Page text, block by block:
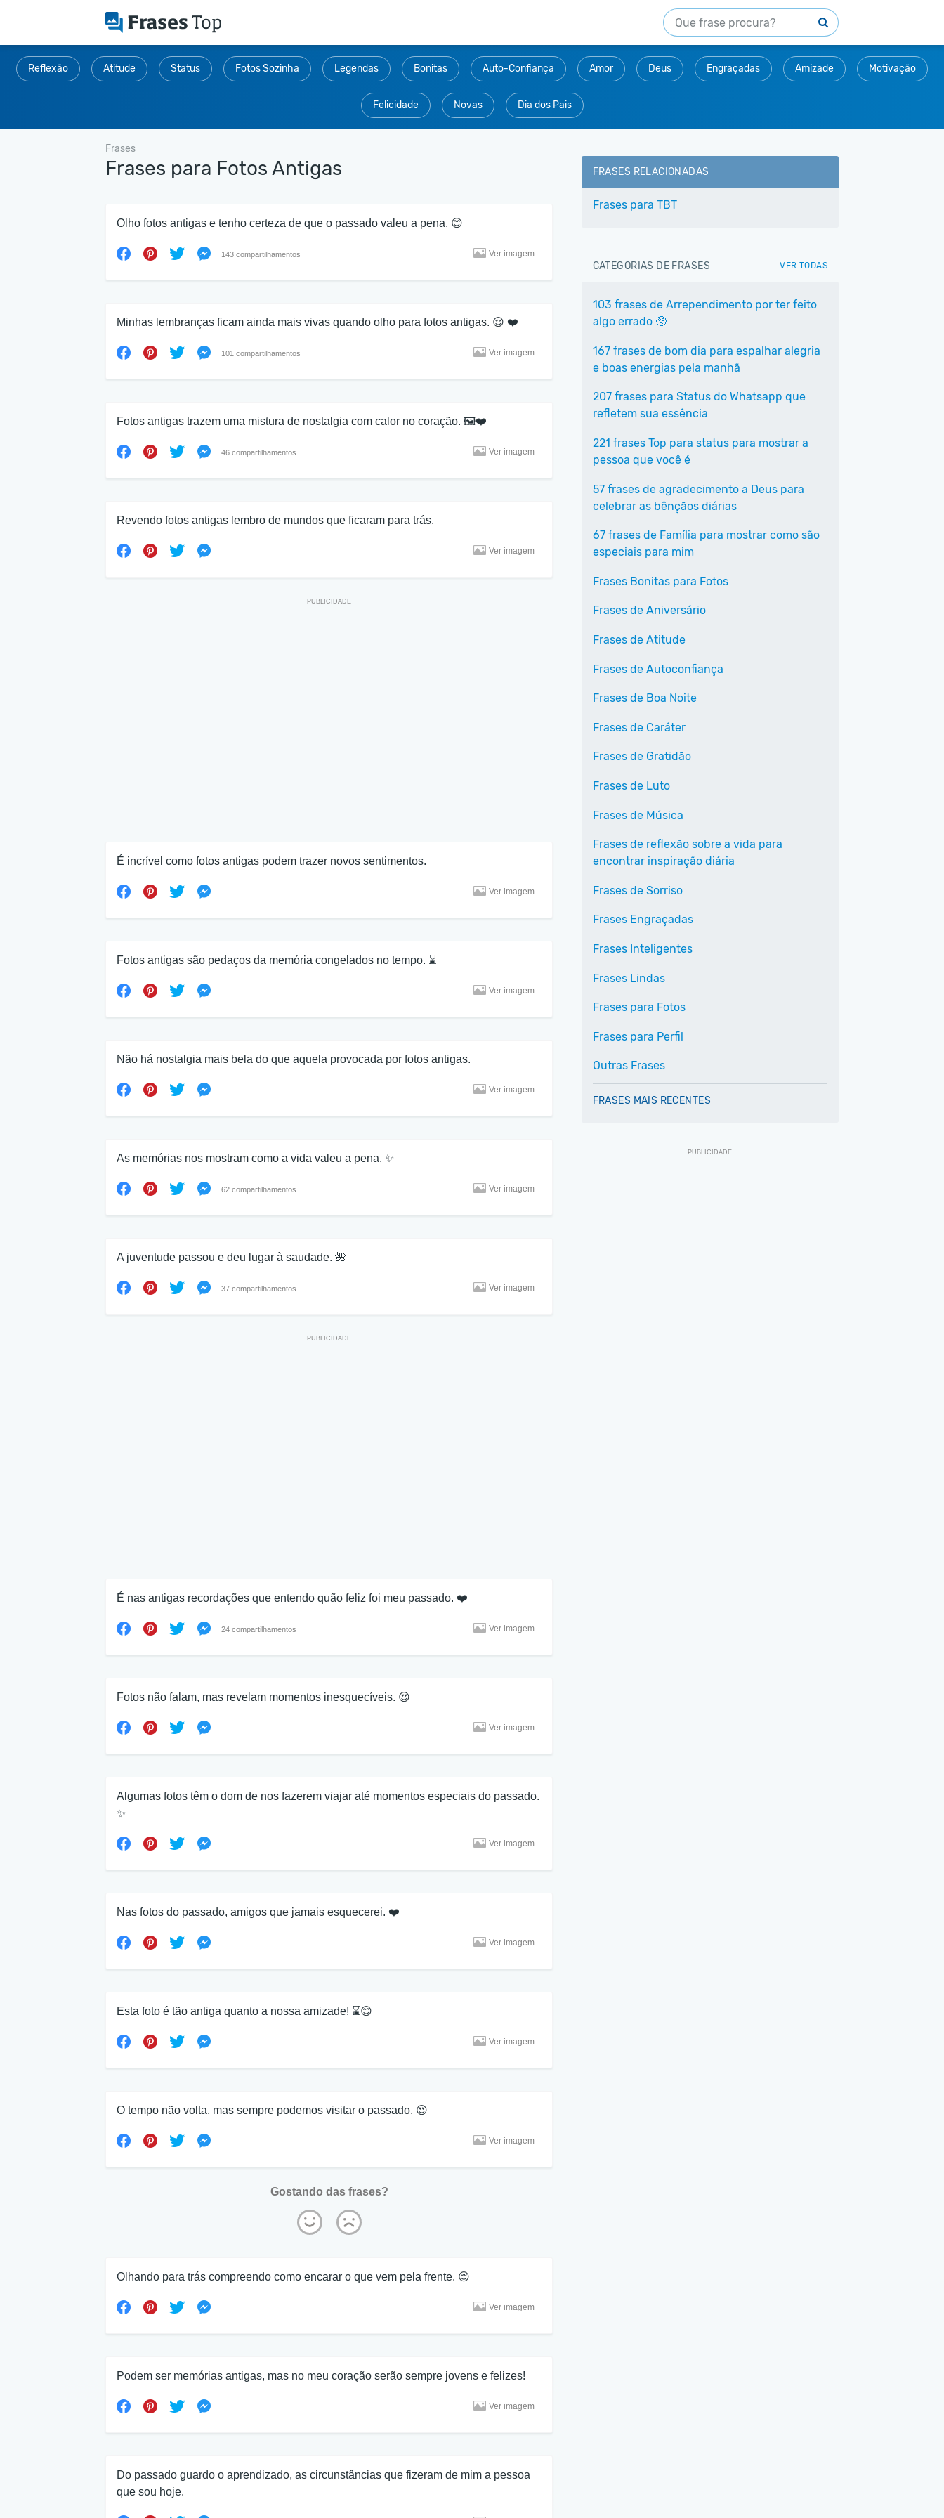
Reflexão Atitude Status Fotos Sozinha Legendas Bonitas Auto-Confiança Amor Deus Engraçadas Amizade Motivação
Felicidade Novas Dia dos Pais
Frases
Frases para Fotos Antigas
Olho fotos antigas e tenho certeza de que o passado valeu a pena. 😊
143 compartilhamentos Ver imagem
Minhas lembranças ficam ainda mais vivas quando olho para fotos antigas. 😌 ❤️
101 compartilhamentos Ver imagem
Fotos antigas trazem uma mistura de nostalgia com calor no coração. 🖼❤
46 compartilhamentos Ver imagem
Revendo fotos antigas lembro de mundos que ficaram para trás.
Ver imagem
É incrível como fotos antigas podem trazer novos sentimentos.
Ver imagem
Fotos antigas são pedaços da memória congelados no tempo. ⌛
Ver imagem
Não há nostalgia mais bela do que aquela provocada por fotos antigas.
Ver imagem
As memórias nos mostram como a vida valeu a pena. ✨
62 compartilhamentos Ver imagem
A juventude passou e deu lugar à saudade. 🌺
37 compartilhamentos Ver imagem
É nas antigas recordações que entendo quão feliz foi meu passado. ❤️
24 compartilhamentos Ver imagem
Fotos não falam, mas revelam momentos inesquecíveis. 😍
Ver imagem
Algumas fotos têm o dom de nos fazerem viajar até momentos especiais do passado.
✨
Ver imagem
Nas fotos do passado, amigos que jamais esquecerei. ❤️
Ver imagem
Esta foto é tão antiga quanto a nossa amizade! ⌛😊
Ver imagem
O tempo não volta, mas sempre podemos visitar o passado. 😍
Ver imagem
Gostando das frases?
Olhando para trás compreendo como encarar o que vem pela frente. 😌
Ver imagem
Podem ser memórias antigas, mas no meu coração serão sempre jovens e felizes!
Ver imagem
Do passado guardo o aprendizado, as circunstâncias que fizeram de mim a pessoa
que sou hoje.
FRASES RELACIONADAS
Frases para TBT
CATEGORIAS DE FRASES VER TODAS
103 frases de Arrependimento por ter feito
algo errado 🥺
167 frases de bom dia para espalhar alegria
e boas energias pela manhã
207 frases para Status do Whatsapp que
refletem sua essência
221 frases Top para status para mostrar a
pessoa que você é
57 frases de agradecimento a Deus para
celebrar as bênçãos diárias
67 frases de Família para mostrar como são
especiais para mim
Frases Bonitas para Fotos
Frases de Aniversário
Frases de Atitude
Frases de Autoconfiança
Frases de Boa Noite
Frases de Caráter
Frases de Gratidão
Frases de Luto
Frases de Música
Frases de reflexão sobre a vida para
encontrar inspiração diária
Frases de Sorriso
Frases Engraçadas
Frases Inteligentes
Frases Lindas
Frases para Fotos
Frases para Perfil
Outras Frases
FRASES MAIS RECENTES